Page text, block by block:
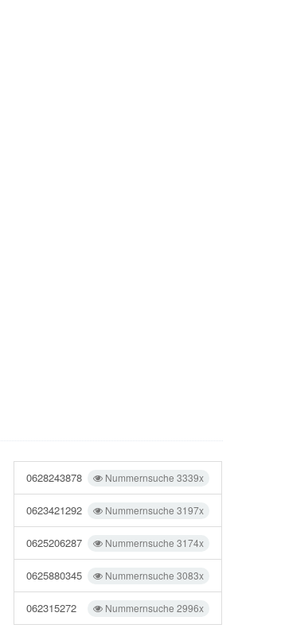
Nummernsuche 3339x
0628243878
Nummernsuche 3197x
0623421292
Nummernsuche 3174x
0625206287
Nummernsuche 3083x
0625880345
Nummernsuche 2996x
062315272